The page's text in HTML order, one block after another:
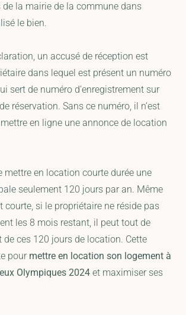
de la mairie de la commune dans
le bien.
un accusé de réception est
dans lequel est présent un numéro
sert de numéro d’enregistrement sur
réservation. Sans ce numéro, il n’est
en ligne une annonce de location
mettre en location courte durée une
seulement 120 jours par an. Même
courte, si le propriétaire ne réside pas
les 8 mois restant, il peut tout de
de ces 120 jours de location. Cette
pour mettre en location son logement à
Olympiques 2024 et maximiser ses